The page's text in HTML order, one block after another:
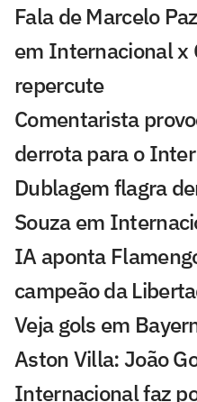
Fala de Marcelo
em Internacional x
repercute
Comentarista
derrota para o
Dublagem flagra
Souza em
IA aponta
campeão da
Veja gols em
Aston Villa: João
Internacional faz